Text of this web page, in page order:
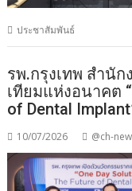
ประชาสัมพันธ์
รพ.กรุงเทพ สำนั
เทียมแห่งอนาคต
of Dental
10/07/2026 @ch-